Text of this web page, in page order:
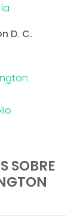
D. C.
SOBRE